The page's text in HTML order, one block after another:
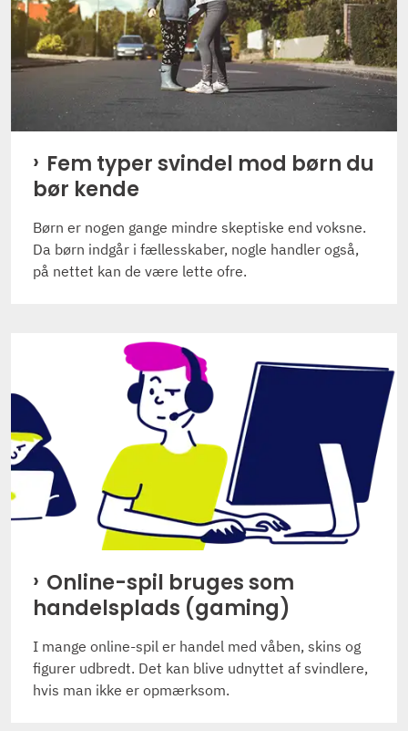
Fem typer svindel mod børn du
bør kende
Børn er nogen gange mindre skeptiske end voksne.
Da børn indgår i fællesskaber, nogle handler også,
på nettet kan de være lette ofre.
Online-spil bruges som
handelsplads (gaming)
I mange online-spil er handel med våben, skins og
figurer udbredt. Det kan blive udnyttet af svindlere,
hvis man ikke er opmærksom.